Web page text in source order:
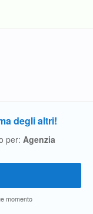
degli altri!
per: Agenzia
momento